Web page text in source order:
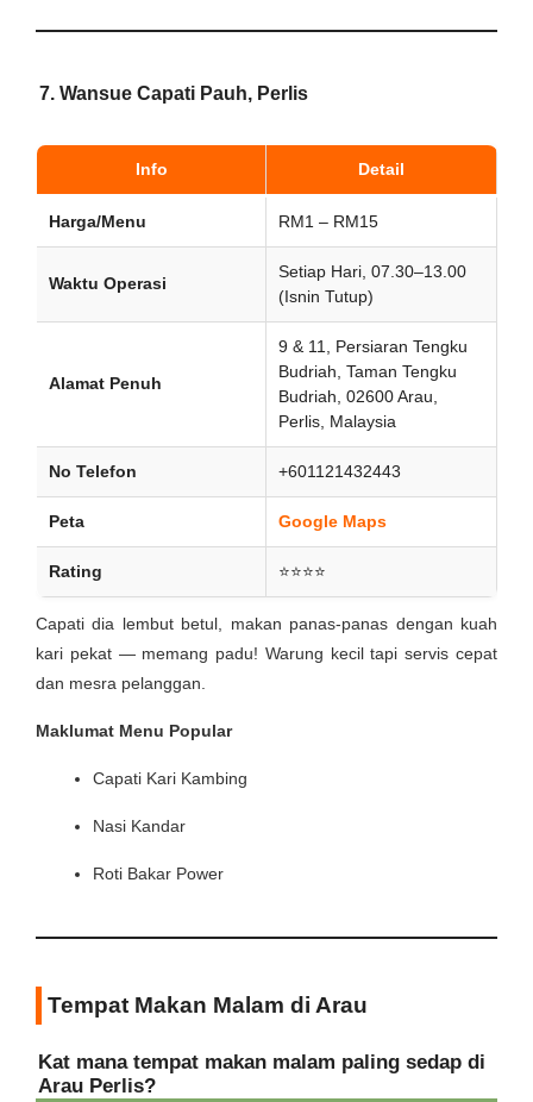
7. Wansue Capati Pauh, Perlis
Info Detail
Harga/Menu RM1 – RM15
Waktu Operasi
Setiap Hari, 07.30–13.00
(Isnin Tutup)
Alamat Penuh
9 & 11, Persiaran Tengku
Budriah, Taman Tengku
Budriah, 02600 Arau,
Perlis, Malaysia
No Telefon +601121432443
Peta Google Maps
Rating ⭐⭐⭐⭐
Capati dia lembut betul, makan panas-panas dengan kuah
kari pekat — memang padu! Warung kecil tapi servis cepat
dan mesra pelanggan.
Maklumat Menu Popular
Capati Kari Kambing
Nasi Kandar
Roti Bakar Power
Tempat Makan Malam di Arau
Kat mana tempat makan malam paling sedap di
Arau Perlis?